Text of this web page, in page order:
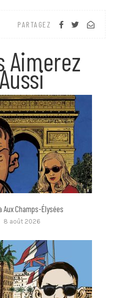
PARTAGEZ
Aimerez
Aux Champs-Élysées
8 août 2026